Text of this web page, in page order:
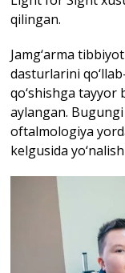
qilingan.
Jamg‘arma
dasturlarini
qo‘shishga tayyor
aylangan. Bugungi
oftalmologiya
kelgusida